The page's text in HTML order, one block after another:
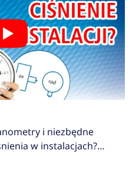
i niezbędne
w instalacjach?